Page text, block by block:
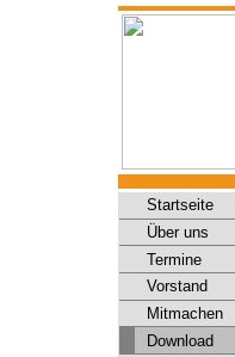
Startseite
Über uns
Termine
Vorstand
Mitmachen
Download